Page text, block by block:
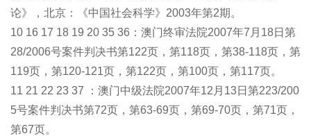
论》，北京：《中国社会科学》2003年第2期。
10 16 17 18 19 20 35 36：澳门终审法院2007年7月18日第
28/2006号案件判决书第122页，第118页，第38-118页，第
119页，第120-121页，第122页，第100页，第117页。
11 21 22 23 37 ：澳门中级法院2007年12月13日第223/200
5号案件判决书第72页，第63-69页，第69-70页，第71页，
第67页。